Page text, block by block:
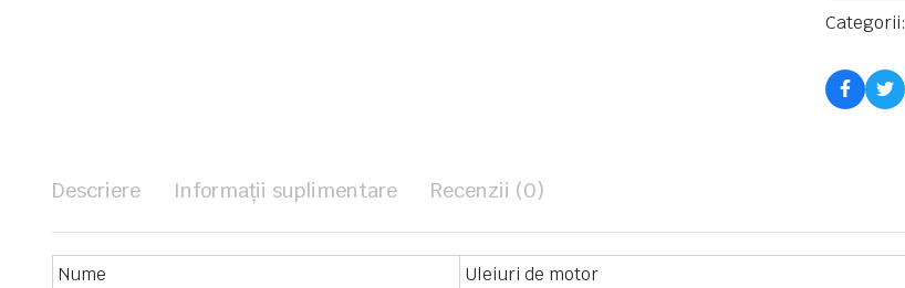
Categorii:
Descriere Informații suplimentare Recenzii (0)
Nume
Uleiuri de motor